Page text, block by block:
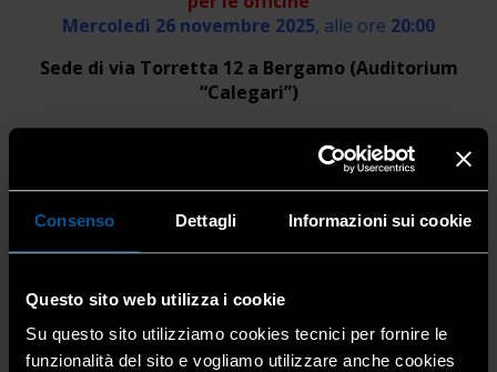
Consenso Dettagli Informazioni sui cookie
Questo sito web utilizza i cookie
Su questo sito utilizziamo cookies tecnici per fornire le
funzionalità del sito e vogliamo utilizzare anche cookies
Mercoledì 26 novembre 2025, alle ore 20:00
Sede di via Torretta 12 a Bergamo(Auditorium
“Calegari”)
L’incontro è realizzato in collaborazione conDEKRA
Confartigianato ha attivato un accordoche consente
agli autoriparatori associati di ottenerecondizioni
costi di certificazione. A supporto tecnico sarà presente
anche
Stefano Quadri (ATFA Srl / Bosch Training
Center).